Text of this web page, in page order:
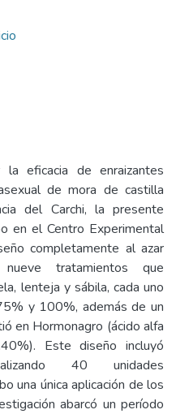
eficacia de enraizantes
de mora de castilla
del Carchi, la presente
en el Centro Experimental
completamente al azar
tratamientos que
lenteja y sábila, cada uno
y 100%, además de un
en Hormonagro (ácido alfa
Este diseño incluyó
40 unidades
una única aplicación de los
abarcó un período